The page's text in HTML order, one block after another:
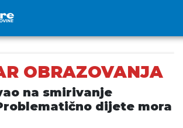
OBRAZOVANJA
na smirivanje
dijete mora